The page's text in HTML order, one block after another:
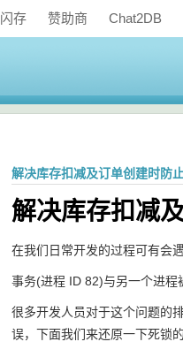
闪存 赞助商 Chat2DB
解决库存扣减及订单创建时防
解决库存扣减
在我们日常开发的过程可有会
事务(进程 ID 82)与另一个进
很多开发人员对于这个问题的
误，下面我们来还原一下死锁的